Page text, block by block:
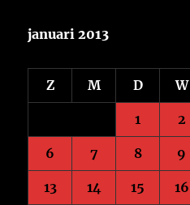
januari 2013
Z M D W
1 2
6 7 8 9
13 14 15 16